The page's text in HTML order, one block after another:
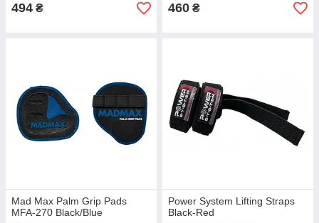
494 ₴ 460 ₴
Mad Max Palm Grip Pads
MFA-270 Black/Blue
Power System Lifting Straps
Black-Red